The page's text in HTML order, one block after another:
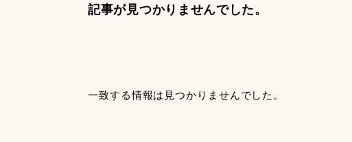
記事が見つかりませんでした。
一致する情報は見つかりませんでした。